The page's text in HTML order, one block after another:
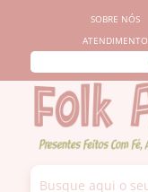
SOBRE NÓS
ATENDIMENTO